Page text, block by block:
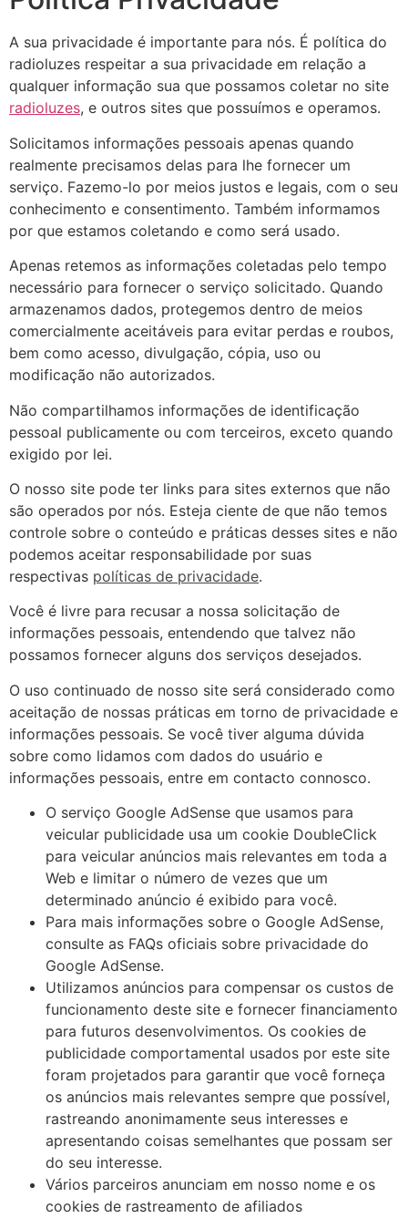
A sua privacidade é importante para nós. É política do
radioluzes respeitar a sua privacidade em relação a
qualquer informação sua que possamos coletar no site
radioluzes, e outros sites que possuímos e operamos.
Solicitamos informações pessoais apenas quando
realmente precisamos delas para lhe fornecer um
serviço. Fazemo-lo por meios justos e legais, com o seu
conhecimento e consentimento. Também informamos
por que estamos coletando e como será usado.
Apenas retemos as informações coletadas pelo tempo
necessário para fornecer o serviço solicitado. Quando
armazenamos dados, protegemos dentro de meios
comercialmente aceitáveis ​​para evitar perdas e roubos,
bem como acesso, divulgação, cópia, uso ou
modificação não autorizados.
Não compartilhamos informações de identificação
pessoal publicamente ou com terceiros, exceto quando
exigido por lei.
O nosso site pode ter links para sites externos que não
são operados por nós. Esteja ciente de que não temos
controle sobre o conteúdo e práticas desses sites e não
podemos aceitar responsabilidade por suas
respectivas políticas de privacidade.
Você é livre para recusar a nossa solicitação de
informações pessoais, entendendo que talvez não
possamos fornecer alguns dos serviços desejados.
O uso continuado de nosso site será considerado como
aceitação de nossas práticas em torno de privacidade e
informações pessoais. Se você tiver alguma dúvida
sobre como lidamos com dados do usuário e
informações pessoais, entre em contacto connosco.
O serviço Google AdSense que usamos para
veicular publicidade usa um cookie DoubleClick
para veicular anúncios mais relevantes em toda a
Web e limitar o número de vezes que um
determinado anúncio é exibido para você.
Para mais informações sobre o Google AdSense,
consulte as FAQs oficiais sobre privacidade do
Google AdSense.
Utilizamos anúncios para compensar os custos de
funcionamento deste site e fornecer financiamento
para futuros desenvolvimentos. Os cookies de
publicidade comportamental usados ​​por este site
foram projetados para garantir que você forneça
os anúncios mais relevantes sempre que possível,
rastreando anonimamente seus interesses e
apresentando coisas semelhantes que possam ser
do seu interesse.
Vários parceiros anunciam em nosso nome e os
cookies de rastreamento de afiliados